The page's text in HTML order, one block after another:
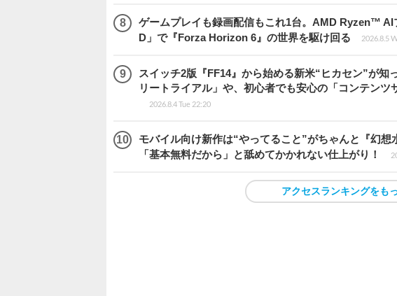
ゲームプレイも録画配信もこれ1台。AMD Ryzen™
D」で『Forza Horizon 6』の世界を駆け回る
2026.8.5
スイッチ2版『FF14』から始める新米“ヒカセン”が
リートライアル」や、初心者でも安心の「コンテンツ
2026.8.4 Tue 22:20
モバイル向け新作は“やってること”がちゃんと『幻
「基本無料だから」と舐めてかかれない仕上がり！
アクセスランキングをも